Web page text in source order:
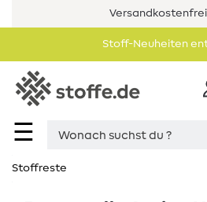
Versandkostenfrei
Stoff-Neuheiten
☰
Stoffreste